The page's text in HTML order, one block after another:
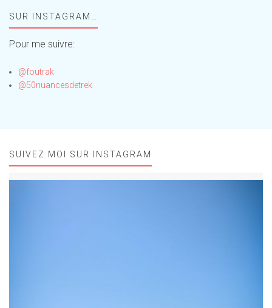
!SUR INSTAGRAM…
Pour me suivre:
@foutrak
@50nuancesdetrek
SUIVEZ MOI SUR INSTAGRAM